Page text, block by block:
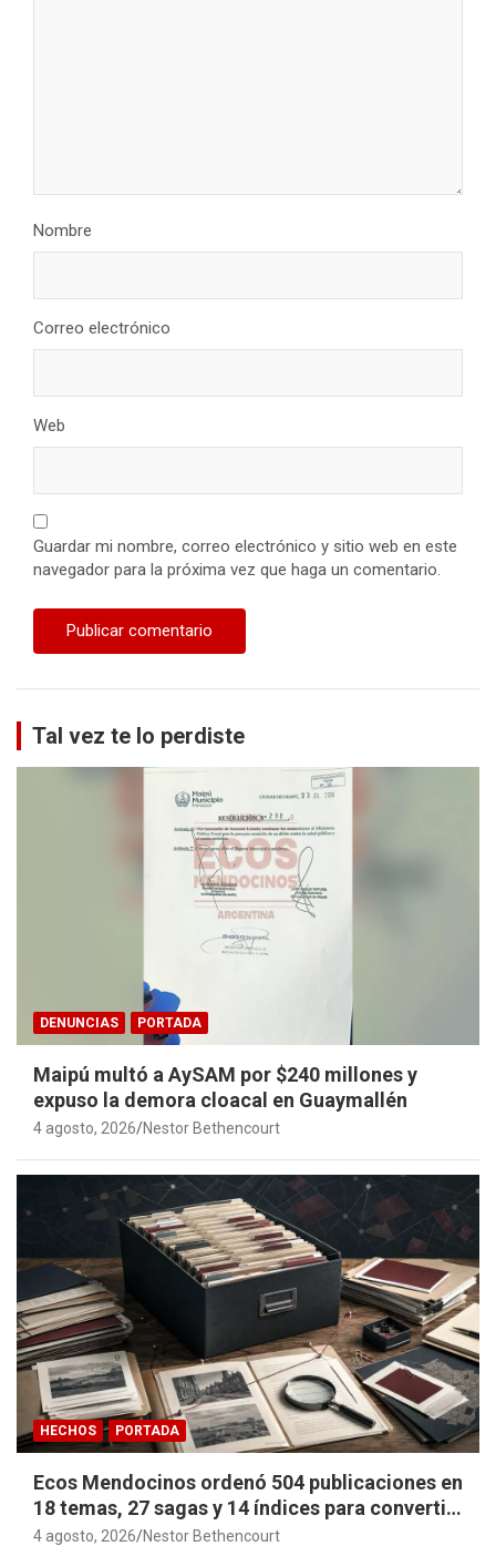
Nombre
Correo electrónico
Web
Guardar mi nombre, correo electrónico y sitio web en este
navegador para la próxima vez que haga un comentario.
Tal vez te lo perdiste
DENUNCIAS PORTADA
Maipú multó a AySAM por $240 millones y
expuso la demora cloacal en Guaymallén
4 agosto, 2026 Nestor Bethencourt
HECHOS PORTADA
Ecos Mendocinos ordenó 504 publicaciones en
18 temas, 27 sagas y 14 índices para convertir
años de investigación en memoria pública
4 agosto, 2026 Nestor Bethencourt